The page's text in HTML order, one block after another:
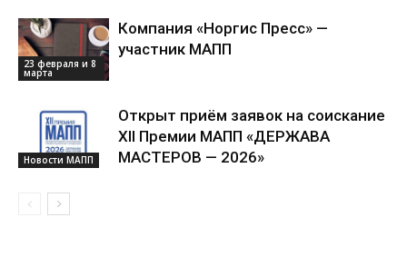
23 февраля и 8
марта
Компания «Норгис Пресс» —
участник МАПП
Новости МАПП
Открыт приём заявок на соискание
XII Премии МАПП «ДЕРЖАВА
МАСТЕРОВ — 2026»